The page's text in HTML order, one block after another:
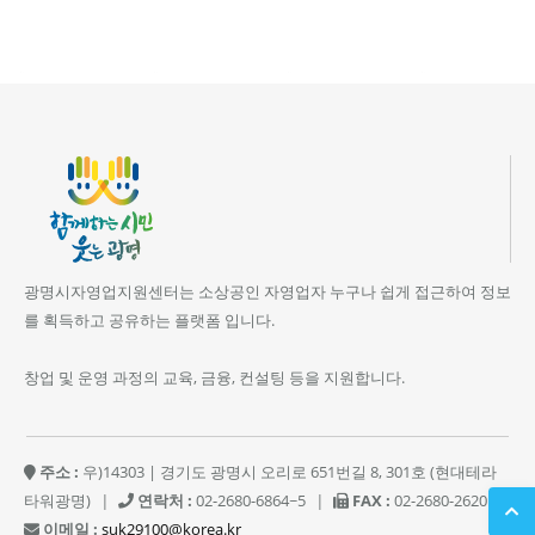
광명시자영업지원센터는 소상공인 자영업자 누구나 쉽게 접근하여 정보
를 획득하고 공유하는 플랫폼 입니다.
창업 및 운영 과정의 교육, 금융, 컨설팅 등을 지원합니다.
주소 : 우)14303 | 경기도 광명시 오리로 651번길 8, 301호 (현대테라
타워광명)
| 연락처 : 02-2680-6864~5 | FAX : 02-2680-2620
이메일 : suk29100@korea.kr